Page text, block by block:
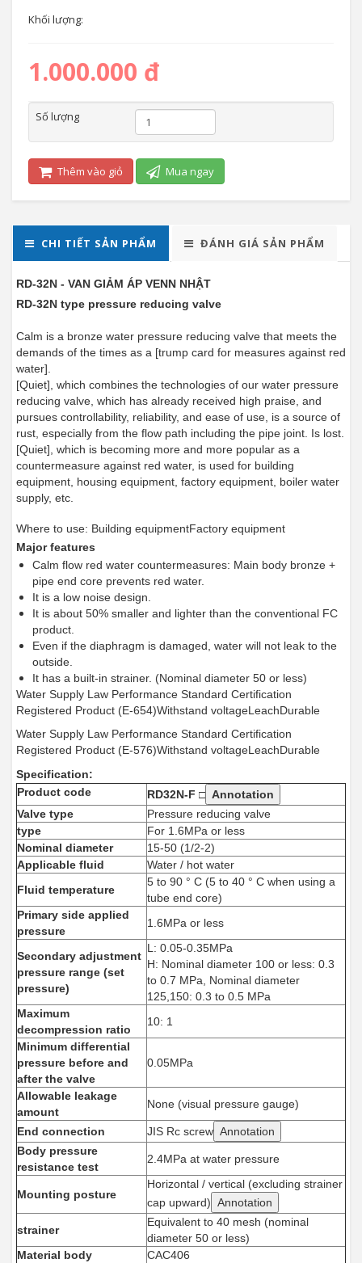
Khối lượng:
1.000.000 đ
Số lượng
Thêm vào giỏ Mua ngay
CHI TIẾT SẢN PHẨM ĐÁNH GIÁ SẢN PHẨM
RD-32N - VAN GIẢM ÁP VENN NHẬT
RD-32N type pressure reducing valve
Calm is a bronze water pressure reducing valve that meets the
demands of the times as a [trump card for measures against red
water].
[Quiet], which combines the technologies of our water pressure
reducing valve, which has already received high praise, and
pursues controllability, reliability, and ease of use, is a source of
rust, especially from the flow path including the pipe joint. Is lost.
[Quiet], which is becoming more and more popular as a
countermeasure against red water, is used for building
equipment, housing equipment, factory equipment, boiler water
supply, etc.
Where to use: Building equipmentFactory equipment
Major features
Calm flow red water countermeasures: Main body bronze +
pipe end core prevents red water.
It is a low noise design.
It is about 50% smaller and lighter than the conventional FC
product.
Even if the diaphragm is damaged, water will not leak to the
outside.
It has a built-in strainer. (Nominal diameter 50 or less)
Water Supply Law Performance Standard Certification
Registered Product (E-654)Withstand voltageLeachDurable
Water Supply Law Performance Standard Certification
Registered Product (E-576)Withstand voltageLeachDurable
Specification:
Product code
RD32N-F □ Annotation
Valve type
Pressure reducing valve
type
For 1.6MPa or less
Nominal diameter
15-50 (1/2-2)
Applicable fluid
Water / hot water
Fluid temperature
5 to 90 ° C (5 to 40 ° C when using a
tube end core)
Primary side applied
pressure
1.6MPa or less
Secondary adjustment
pressure range (set
pressure)
L: 0.05-0.35MPa
H: Nominal diameter 100 or less: 0.3
to 0.7 MPa, Nominal diameter
125,150: 0.3 to 0.5 MPa
Maximum
decompression ratio
10: 1
Minimum differential
pressure before and
after the valve
0.05MPa
Allowable leakage
amount
None (visual pressure gauge)
End connection JIS Rc screw Annotation
Body pressure
resistance test
2.4MPa at water pressure
Mounting posture
Horizontal / vertical (excluding strainer
cap upward) Annotation
strainer
Equivalent to 40 mesh (nominal
diameter 50 or less)
Material body
CAC406